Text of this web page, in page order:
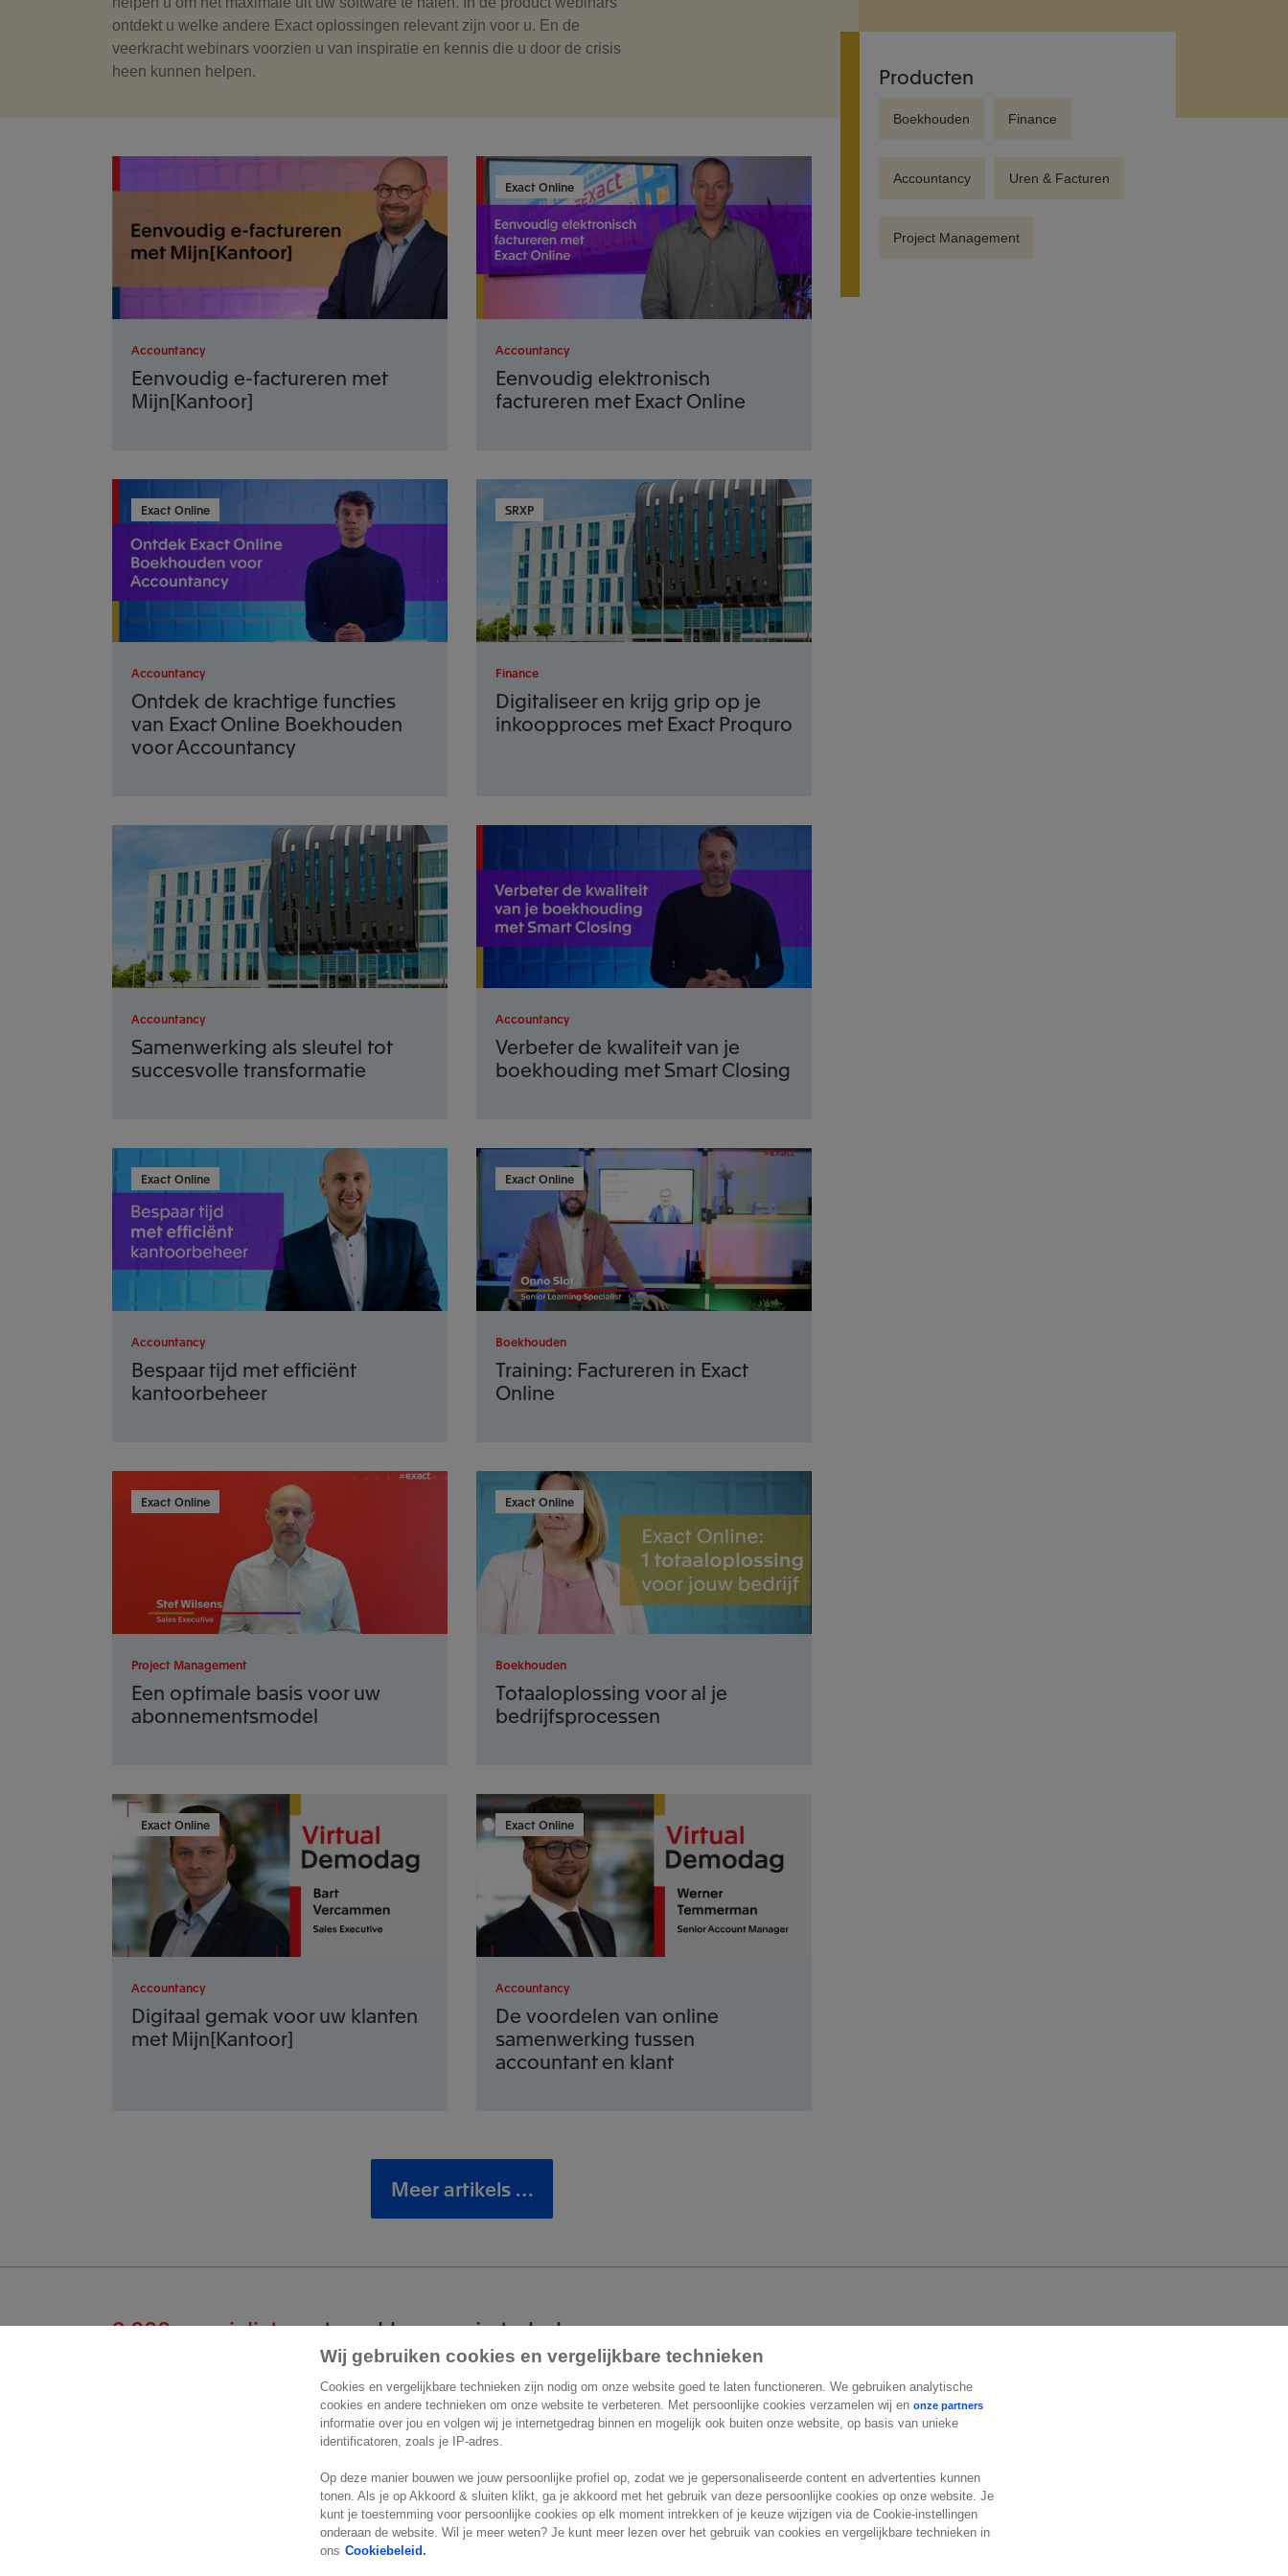
ontdekt u welke andere Exact oplossingen relevant zijn voor u. En de
veerkracht webinars voorzien u van inspiratie en kennis die u door de crisis
heen kunnen helpen.
Accountancy
Eenvoudig e-factureren met
Mijn[Kantoor]
Exact Online
Accountancy
Eenvoudig elektronisch
factureren met Exact Online
Exact Online
Accountancy
Ontdek de krachtige functies
van Exact Online Boekhouden
voor Accountancy
SRXP
Finance
Digitaliseer en krijg grip op je
inkoopproces met Exact Proquro
Accountancy
Samenwerking als sleutel tot
succesvolle transformatie
Accountancy
Verbeter de kwaliteit van je
boekhouding met Smart Closing
Exact Online
Accountancy
Bespaar tijd met efficiënt
kantoorbeheer
Exact Online
Boekhouden
Training: Factureren in Exact
Online
Exact Online
Project Management
Een optimale basis voor uw
abonnementsmodel
Exact Online
Boekhouden
Totaaloplossing voor al je
bedrijfsprocessen
Exact Online
Accountancy
Digitaal gemak voor uw klanten
met Mijn[Kantoor]
Exact Online
Accountancy
De voordelen van online
samenwerking tussen
accountant en klant
Meer artikels …
Producten
Boekhouden Finance
Accountancy Uren & Facturen
Project Management
2.000 specialistenstaan klaar om je te helpen
Contact
Exact Belgium
1780 Wemmel
België
Locatie
Overige informatie
Support
Volg ons
Wij gebruiken cookies en vergelijkbare technieken
Cookies en vergelijkbare technieken zijn nodig om onze website goed te laten functioneren. We gebruiken analytische
cookies en andere technieken om onze website te verbeteren. Met persoonlijke cookies verzamelen wij enonze partners
informatie over jou en volgen wij je internetgedrag binnen en mogelijk ook buiten onze website, op basis van unieke
identificatoren, zoals je IP-adres.
Op deze manier bouwen we jouw persoonlijke profiel op, zodat we je gepersonaliseerde content en advertenties kunnen
tonen. Als je op Akkoord & sluiten klikt, ga je akkoord met het gebruik van deze persoonlijke cookies op onze website. Je
kunt je toestemming voor persoonlijke cookies op elk moment intrekken of je keuze wijzigen via de Cookie-instellingen
onderaan de website. Wil je meer weten? Je kunt meer lezen over het gebruik van cookies en vergelijkbare technieken in
ons Cookiebeleid.